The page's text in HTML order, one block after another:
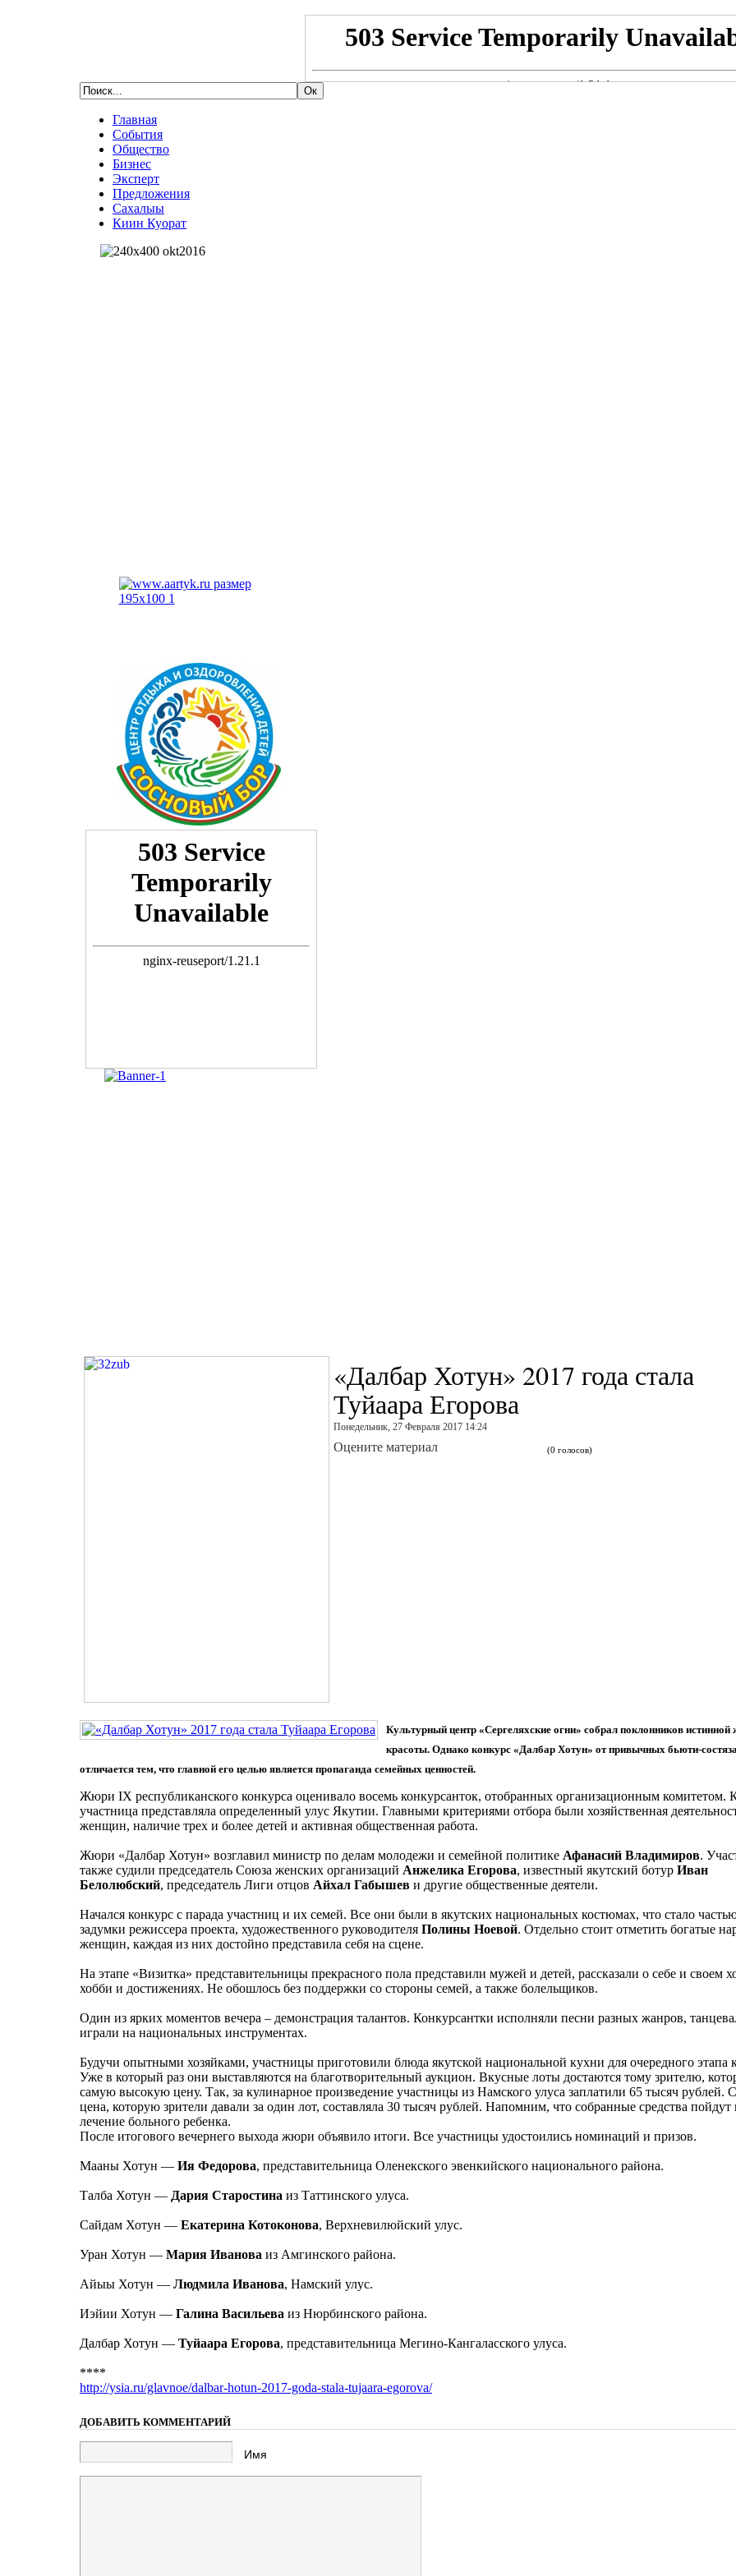
Главная
События
Общество
Бизнес
Эксперт
Предложения
Сахалыы
Киин Куорат
«Далбар Хотун» 2017 года стала
Туйаара Егорова
Понедельник, 27 Февраля 2017 14:24
Оцените материал (0 голосов)
Культурный центр «Сергеляхские огни» собрал поклонников истинной
красоты. Однако конкурс «Далбар Хотун» от привычных бьюти-
отличается тем, что главной его целью является пропаганда семейных ценностей.
Жюри IX республиканского конкурса оценивало восемь конкурсанток, отобранных организационным комитетом.
участница представляла определенный улус Якутии. Главными критериями отбора были хозяйственная
женщин, наличие трех и более детей и активная общественная работа.
Жюри «Далбар Хотун» возглавил министр по делам молодежи и семейной политике Афанасий Владимиров.
также судили председатель Союза женских организаций Анжелика Егорова, известный якутский ботур Иван
Белолюбский, председатель Лиги отцов Айхал Габышев и другие общественные деятели.
Начался конкурс с парада участниц и их семей. Все они были в якутских национальных костюмах, что стало
задумки режиссера проекта, художественного руководителя Полины Ноевой. Отдельно стоит отметить богатые
женщин, каждая из них достойно представила себя на сцене.
На этапе «Визитка» представительницы прекрасного пола представили мужей и детей, рассказали о себе и своем
хобби и достижениях. Не обошлось без поддержки со стороны семей, а также болельщиков.
Один из ярких моментов вечера – демонстрация талантов. Конкурсантки исполняли песни разных жанров,
играли на национальных инструментах.
Будучи опытными хозяйками, участницы приготовили блюда якутской национальной кухни для очередного этапа
Уже в который раз они выставляются на благотворительный аукцион. Вкусные лоты достаются тому зрителю,
самую высокую цену. Так, за кулинарное произведение участницы из Намского улуса заплатили 65 тысяч рублей.
цена, которую зрители давали за один лот, составляла 30 тысяч рублей. Напомним, что собранные средства пойдут
лечение больного ребенка.
После итогового вечернего выхода жюри объявило итоги. Все участницы удостоились номинаций и призов.
Мааны Хотун — Ия Федорова, представительница Оленекского эвенкийского национального района.
Талба Хотун — Дария Старостина из Таттинского улуса.
Сайдам Хотун — Екатерина Котоконова, Верхневилюйский улус.
Уран Хотун — Мария Иванова из Амгинского района.
Айыы Хотун — Людмила Иванова, Намский улус.
Иэйии Хотун — Галина Васильева из Нюрбинского района.
Далбар Хотун — Туйаара Егорова, представительница Мегино-Кангаласского улуса.
****
http://ysia.ru/glavnoe/dalbar-hotun-2017-goda-stala-tujaara-egorova/
ДОБАВИТЬ КОММЕНТАРИЙ
Имя